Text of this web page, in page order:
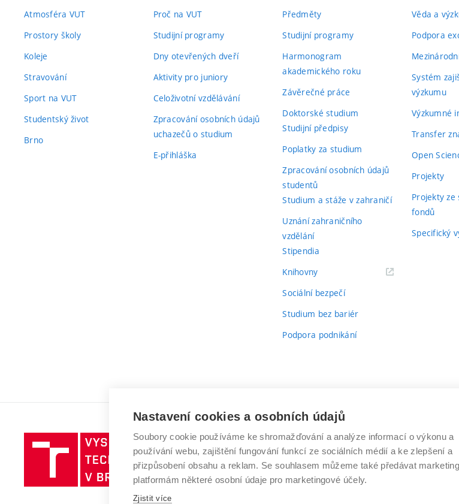
Atmosféra VUT
Prostory školy
Koleje
Stravování
Sport na VUT
Studentský život
Brno
Proč na VUT
Studijní programy
Dny otevřených dveří
Aktivity pro juniory
Celoživotní vzdělávání
Zpracování osobních údajů
uchazečů o studium
E-přihláška
Předměty
Studijní programy
Harmonogram
akademického roku
Závěrečné práce
Doktorské studium
Studijní předpisy
Poplatky za studium
Zpracování osobních údajů
studentů
Studium a stáže v zahraničí
Uznání zahraničního
vzdělání
Stipendia
Knihovny(externí
Sociální bezpečí
Studium bez bariér
Podpora podnikání
Věda a
Podpora
Systém
výzkumu
Výzkumné
Transfer
Open
Projekty
Projekty
fondů
Specifický
Vysoké
učení
technické
v
VYSOKÉ UČENÍ TECHNICKÉ V BRNĚ
Antonínská 548/1
602 00 Brno
www.vut.cz
Nastavení cookies a osobních údajů
Soubory cookie používáme ke shromažďování a analýze informací o výkonu a
používání webu, zajištění fungování funkcí ze sociálních médií a ke zlepšení a
přizpůsobení obsahu a reklam. Se souhlasem můžeme také předávat
platformám některé osobní údaje pro marketingové účely.
Zjistit více